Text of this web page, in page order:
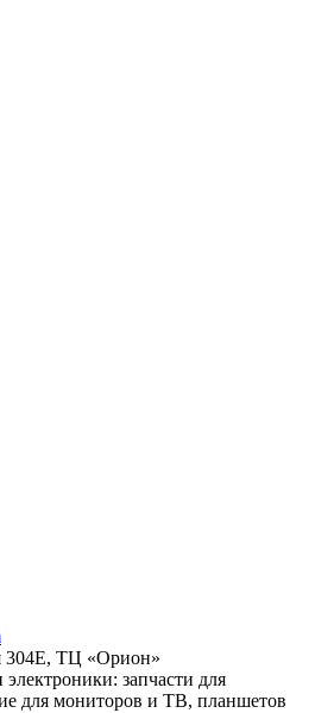
304Е, ТЦ «Орион»
запчасти для
для мониторов и ТВ, планшетов